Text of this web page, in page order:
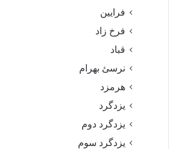
فرایین
فرخ زاد
قباد
نرسئ بهرام‏
هرمزد
یزدگرد
یزدگرد دوم
یزدگرد سوم